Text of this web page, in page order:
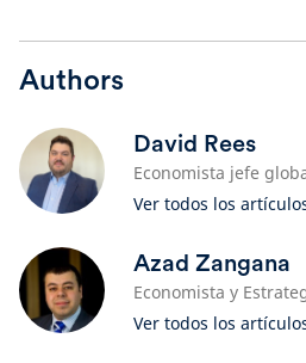
Authors
David Rees
Economista jefe
Ver todos los
Azad Zangana
Economista y
Ver todos los